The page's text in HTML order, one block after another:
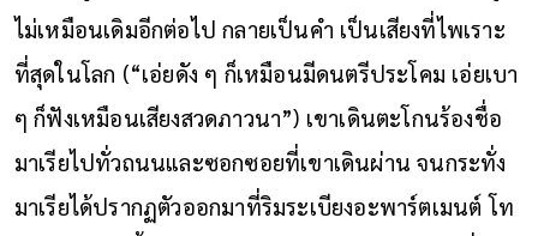
ไม่เหมือนเดิมอีกต่อไป กลายเป็นคำ เป็นเสียงที่ไพเราะ
ที่สุดในโลก (“เอ่ยดัง ๆ ก็เหมือนมีดนตรีประโคม เอ่ยเบา
ๆ ก็ฟังเหมือนเสียงสวดภาวนา”) เขาเดินตะโกนร้องชื่อ
มาเรียไปทั่วถนนและซอกซอยที่เขาเดินผ่าน จนกระทั่ง
มาเรียได้ปรากฏตัวออกมาที่ริมระเบียงอะพาร์ตเมนต์ โท